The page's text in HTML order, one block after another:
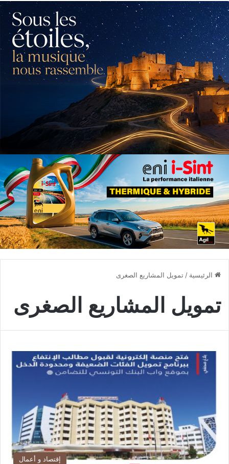
الرئيسية / تمويل المشاريع الصغرى
تمويل المشاريع الصغرى
إقتصاد و أعمال